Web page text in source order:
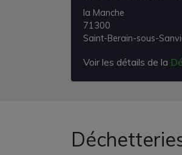
la Manche
71300
Saint-Berain-sous-
Voir les détails de la